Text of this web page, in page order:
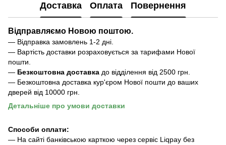
Доставка Оплата Повернення
Відправляємо Новою поштою.
— Відправка замовлень 1-2 дні.
— Вартість доставки розраховується за тарифами Нової
пошти.
— Безкоштовна доставка до відділення від 2500 грн.
— Безкоштовна доставка кур'єром Нової пошти до ваших
дверей від 10000 грн.
Детальніше про умови доставки
Способи оплати:
— На сайті банківською карткою через сервіс Liqpay без